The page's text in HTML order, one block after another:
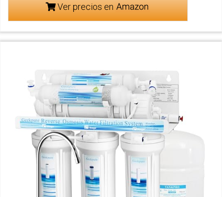
Ver precios en